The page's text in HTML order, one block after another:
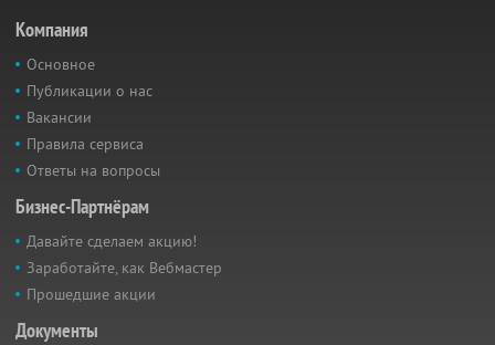
Компания
Основное
Публикации о нас
Вакансии
Правила сервиса
Ответы на вопросы
Бизнес-Партнёрам
Давайте сделаем акцию!
Заработайте, как Вебмастер
Прошедшие акции
Документы